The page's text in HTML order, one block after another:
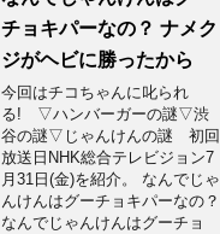
チョキパーなの？ ナメク
ジがヘビに勝ったから
今回はチコちゃんに叱られ
る! ▽ハンバーガーの謎▽渋
谷の謎▽じゃんけんの謎 初回
放送日NHK総合テレビジョン7
月31日(金)を紹介。 なんでじゃ
んけんはグーチョキパーなの？
なんでじゃんけんはグーチョ